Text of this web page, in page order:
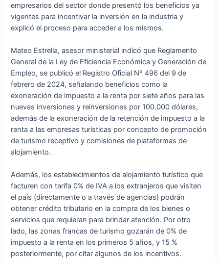
empresarios del sector donde presentó los beneficios ya
vigentes para incentivar la inversión en la industria y
explicó el proceso para acceder a los mismos.
Mateo Estrella, asesor ministerial indicó que Reglamento
General de la Ley de Eficiencia Económica y Generación de
Empleo, se publicó el Registro Oficial N° 496 del 9 de
febrero de 2024, señalando beneficios como la
exoneración de impuesto a la renta por siete años para las
nuevas inversiones y reinversiones por 100.000 dólares,
además de la exoneración de la retención de impuesto a la
renta a las empresas turísticas por concepto de promoción
de turismo receptivo y comisiones de plataformas de
alojamiento.
Además, los establecimientos de alojamiento turístico que
facturen con tarifa 0% de IVA a los extranjeros que visiten
el país (directamente o a través de agencias) podrán
obtener crédito tributario en la compra de los bienes o
servicios que requieran para brindar atención. Por otro
lado, las zonas francas de turismo gozarán de 0% de
impuesto a la renta en los primeros 5 años, y 15 %
posteriormente, por citar algunos de los incentivos.